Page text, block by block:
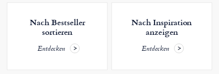
Nach Bestseller
sortieren
Entdecken
Nach Inspiration
anzeigen
Entdecken